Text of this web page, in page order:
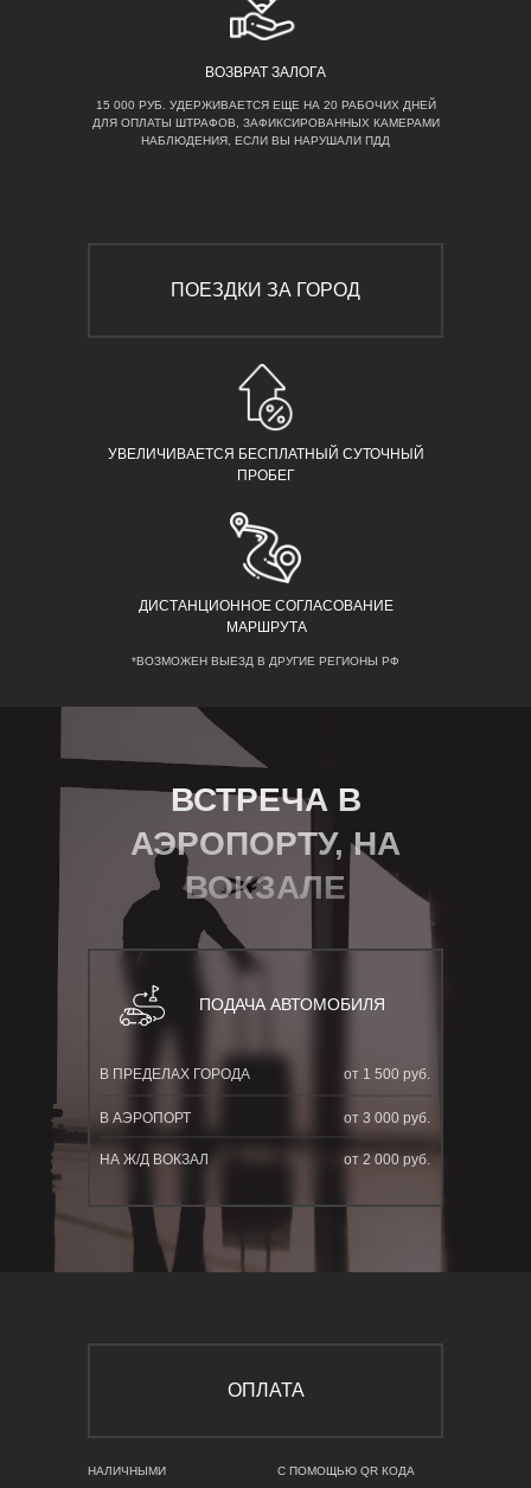
ВОЗВРАТ ЗАЛОГА
15 000 РУБ. УДЕРЖИВАЕТСЯ ЕЩЕ НА 20 РАБОЧИХ ДНЕЙ
ДЛЯ ОПЛАТЫ ШТРАФОВ, ЗАФИКСИРОВАННЫХ КАМЕРАМИ
НАБЛЮДЕНИЯ, ЕСЛИ ВЫ НАРУШАЛИ ПДД
ПОЕЗДКИ ЗА ГОРОД
ДИСТАНЦИОННОЕ СОГЛАСОВАНИЕ
МАРШРУТА
УВЕЛИЧИВАЕТСЯ БЕСПЛАТНЫЙ СУТОЧНЫЙ
ПРОБЕГ
*ВОЗМОЖЕН ВЫЕЗД В ДРУГИЕ РЕГИОНЫ РФ
ПОДАЧА АВТОМОБИЛЯ
В ПРЕДЕЛАХ ГОРОДА от 1 500 руб.
ВСТРЕЧА В
АЭРОПОРТУ ИЛИ НА
ВОКЗАЛЕ
В АЭРОПОРТ от 3 000 руб.
НА Ж/Д ВОКЗАЛ от 2 000 руб.
ВСТРЕЧА В
АЭРОПОРТУ, НА
ВОКЗАЛЕ
ОПЛАТА
НАЛИЧНЫМИ С ПОМОЩЬЮ QR КОДА